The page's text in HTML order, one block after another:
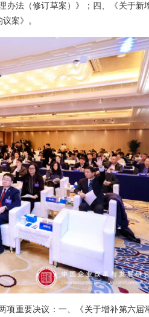
办法（修订草案）》；四、《关于新
案》。
项重要决议：一、《关于增补第六届